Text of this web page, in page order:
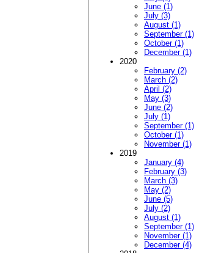
June (1)
July (3)
August (1)
September (1)
October (1)
December (1)
2020
February (2)
March (2)
April (2)
May (3)
June (2)
July (1)
September (1)
October (1)
November (1)
2019
January (4)
February (3)
March (3)
May (2)
June (5)
July (2)
August (1)
September (1)
November (1)
December (4)